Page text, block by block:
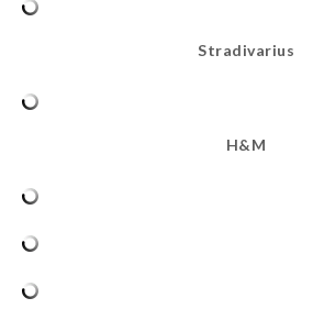
Stradivarius
H&M